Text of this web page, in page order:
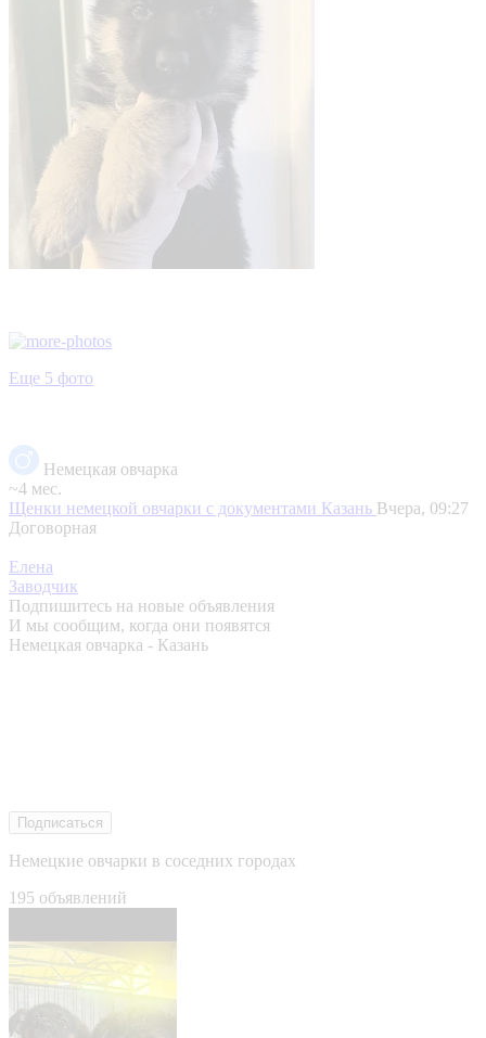
Еще 5 фото
Немецкая овчарка
~4 мес.
Щенки немецкой овчарки с документами Казань Вчера, 09:27
Договорная
Елена
Заводчик
Подпишитесь на новые объявления
И мы сообщим, когда они появятся
Немецкая овчарка - Казань
Подписаться
Немецкие овчарки в соседних городах
195 объявлений